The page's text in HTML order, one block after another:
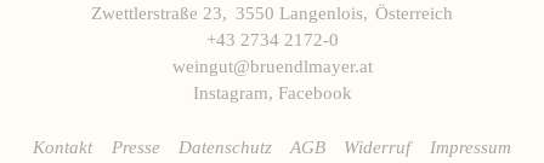
Zwettlerstraße 23
3550 Langenlois
Österreich
+43 2734 2172-0
weingut@bruendlmayer.at
Instagram, Facebook
Kontakt Presse Datenschutz AGB Widerruf Impressum